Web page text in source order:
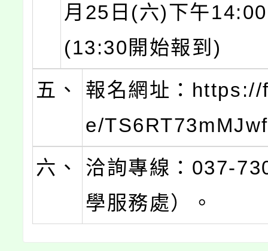
月25日(六)下午
(13:30開始報到)
五、
報名網址：
e/
六、
洽詢專線：037-
學服務處）。